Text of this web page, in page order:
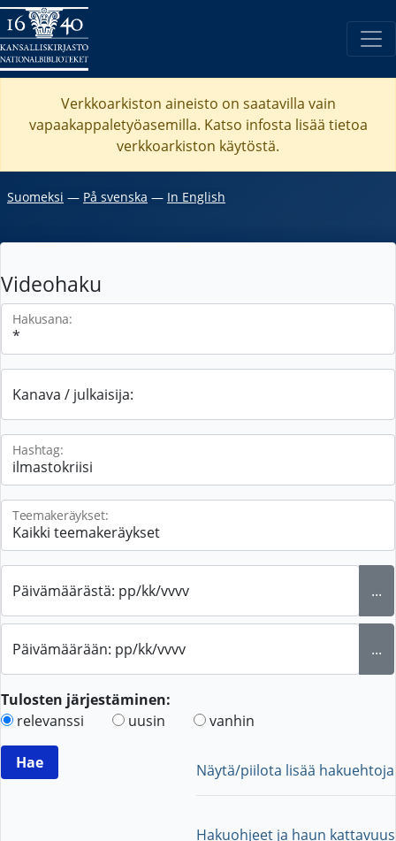
Verkkoarkiston aineisto on saatavilla vain
vapaakappaletyöasemilla. Katso infosta lisää tietoa
verkkoarkiston käytöstä.
Suomeksi ― På svenska ― In English
Videohaku
Hakusana:
Kanava / julkaisija:
Hashtag:
Teemakeräykset:
Päivämäärästä: pp/kk/vvvv ...
Päivämäärään: pp/kk/vvvv ...
Tulosten järjestäminen:
relevanssi
uusin vanhin
Näytä/piilota lisää hakuehtoja
Hakuohjeet ja haun kattavuus